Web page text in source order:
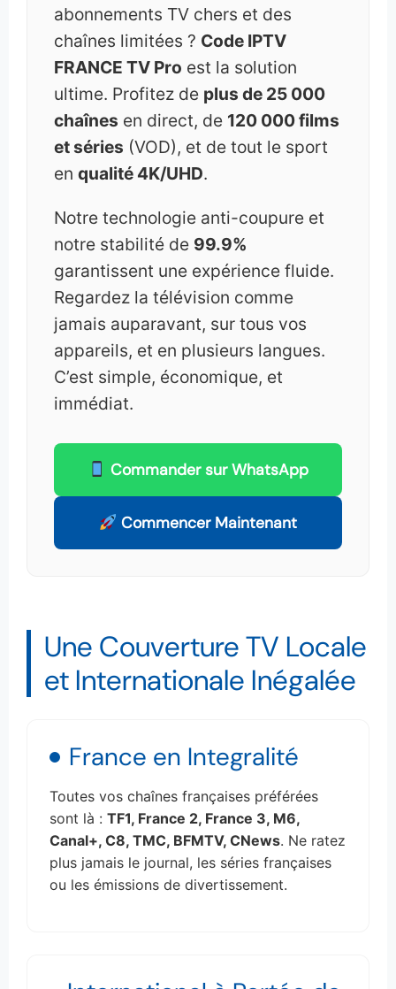
abonnements TV chers et des
chaînes limitées ? Code IPTV
FRANCE TV Pro est la solution
ultime. Profitez de plus de 25 000
chaînes en direct, de 120 000 films
et séries (VOD), et de tout le sport
en qualité 4K/UHD.
Notre technologie anti-coupure et
notre stabilité de 99.9%
garantissent une expérience fluide.
Regardez la télévision comme
jamais auparavant, sur tous vos
appareils, et en plusieurs langues.
C’est simple, économique, et
immédiat.
Commander sur WhatsApp
Commencer Maintenant
Une Couverture TV Locale
et Internationale Inégalée
France en Integralité
Toutes vos chaînes françaises préférées
sont là : TF1, France 2, France 3, M6,
Canal+, C8, TMC, BFMTV, CNews. Ne ratez
plus jamais le journal, les séries françaises
ou les émissions de divertissement.